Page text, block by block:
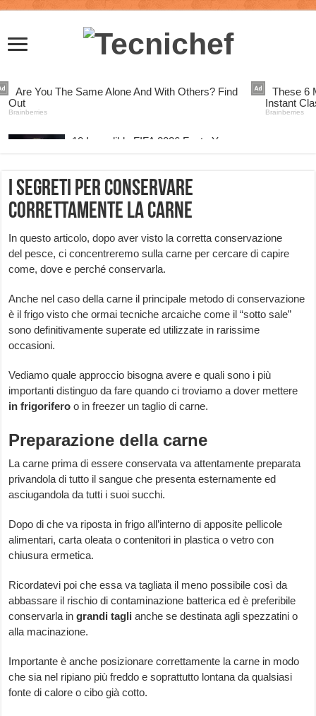
I segreti per conservare
correttamente la carne
In questo articolo, dopo aver visto la corretta conservazione
del pesce, ci concentreremo sulla carne per cercare di capire
come, dove e perché conservarla.
Anche nel caso della carne il principale metodo di conservazione
è il frigo visto che ormai tecniche arcaiche come il “sotto sale”
sono definitivamente superate ed utilizzate in rarissime
occasioni.
Vediamo quale approccio bisogna avere e quali sono i più
importanti distinguo da fare quando ci troviamo a dover mettere
in frigorifero o in freezer un taglio di carne.
Preparazione della carne
La carne prima di essere conservata va attentamente preparata
privandola di tutto il sangue che presenta esternamente ed
asciugandola da tutti i suoi succhi.
Dopo di che va riposta in frigo all’interno di apposite pellicole
alimentari, carta oleata o contenitori in plastica o vetro con
chiusura ermetica.
Ricordatevi poi che essa va tagliata il meno possibile così da
abbassare il rischio di contaminazione batterica ed è preferibile
conservarla ingrandi tagli anche se destinata agli spezzatini o
alla macinazione.
Importante è anche posizionare correttamente la carne in modo
che sia nel ripiano più freddo e soprattutto lontana da qualsiasi
fonte di calore o cibo già cotto.